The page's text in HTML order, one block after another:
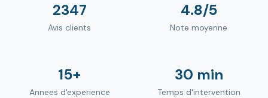
2347
Avis clients
4.8/5
Note moyenne
15+
Annees d'experience
30 min
Temps d'intervention